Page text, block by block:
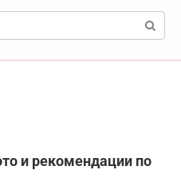
и рекомендации по